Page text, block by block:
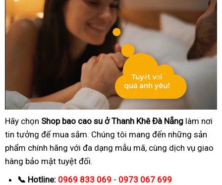
Hãy chọn Shop bao cao su ở Thanh Khê Đà Nẵng làm nơi
tin tưởng để mua sắm. Chúng tôi mang đến những sản
phẩm chính hãng với đa dạng mẫu mã, cùng dịch vụ giao
hàng bảo mật tuyệt đối.
📞 Hotline: 0969 833 069 - 0973 067 699